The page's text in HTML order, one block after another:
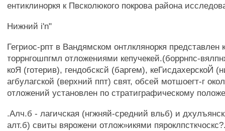
ентиклиноркя к Пвсколюкого покрова района
Нижний i'n"
Гегриос-рпт в Вандямском онтлкляноркя представлен
торрнгошпгмл отложениями кепучекей.(боррнпс-
коЯ (готерив), гендобсксй (баргем), кеГисдахерскоЙ
агбулагской (верхний ппт) свят, обсей мотшоегт-г
отложений установлен по стратиграфическому
.Алч.б - лагичская (нгжняй-средний вльб) и
алт.б) свиты вярожени отлож»икями